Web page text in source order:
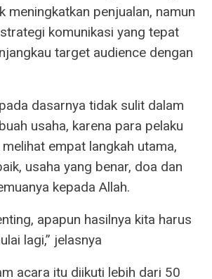
meningkatkan penjualan, namun
komunikasi yang tepat
target audience dengan
dasarnya tidak sulit dalam
usaha, karena para pelaku
empat langkah utama,
usaha yang benar, doa dan
kepada Allah.
apapun hasilnya kita harus
lagi,” jelasnya
acara itu diikuti lebih dari 50